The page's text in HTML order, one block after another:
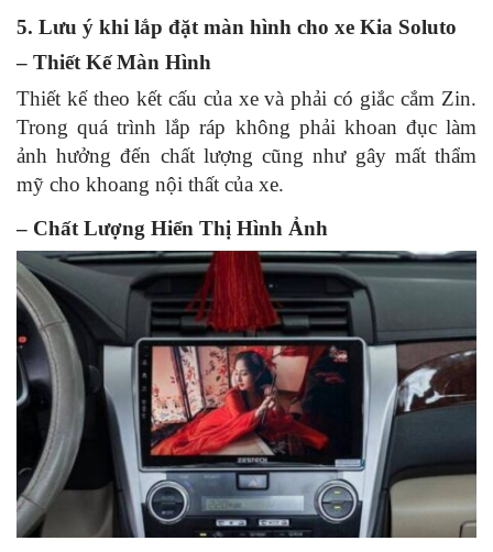
5. Lưu ý khi lắp đặt màn hình cho xe Kia Soluto
– Thiết Kế Màn Hình
Thiết kế theo kết cấu của xe và phải có giắc cắm Zin.
Trong quá trình lắp ráp không phải khoan đục làm
ảnh hưởng đến chất lượng cũng như gây mất thẩm
mỹ cho khoang nội thất của xe.
– Chất Lượng Hiển Thị Hình Ảnh